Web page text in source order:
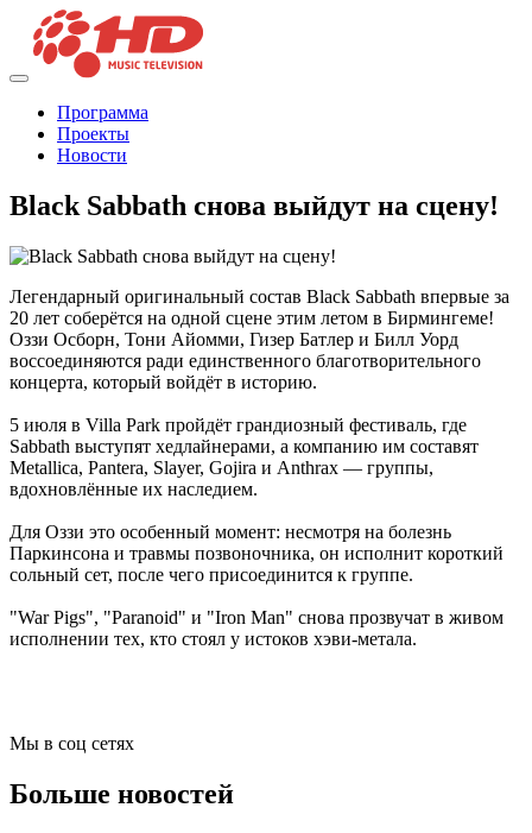
Программа
Проекты
Новости
Black Sabbath снова выйдут на сцену!
Легендарный оригинальный состав Black Sabbath впервые за
20 лет соберётся на одной сцене этим летом в Бирмингеме!
Оззи Осборн, Тони Айомми, Гизер Батлер и Билл Уорд
воссоединяются ради единственного благотворительного
концерта, который войдёт в историю.
5 июля в Villa Park пройдёт грандиозный фестиваль, где
Sabbath выступят хедлайнерами, а компанию им составят
Metallica, Pantera, Slayer, Gojira и Anthrax — группы,
вдохновлённые их наследием.
Для Оззи это особенный момент: несмотря на болезнь
Паркинсона и травмы позвоночника, он исполнит короткий
сольный сет, после чего присоединится к группе.
"War Pigs", "Paranoid" и "Iron Man" снова прозвучат в живом
исполнении тех, кто стоял у истоков хэви-метала.
Мы в соц сетях
Больше новостей